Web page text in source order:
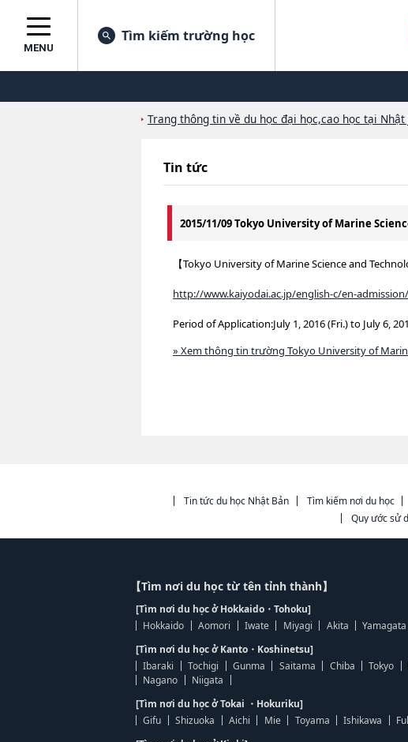
MENU
Tìm kiếm trường học
Trang thông tin về du học đại học,cao học tại Nhật
Tin tức
2015/11/09 Tokyo University of Marine
【Tokyo University of Marine Science and
http://www.kaiyodai.ac.jp/english-c/en-
Period of Application:July 1, 2016 (Fri.) to July 6,
» Xem thông tin trường Tokyo University of
Tin tức du học Nhật Bản Tìm kiếm nơi du học
Quy ước sử
【Tìm nơi du học từ tên tỉnh thành】
[Tìm nơi du học ở Hokkaido・Tohoku]
Hokkaido
Aomori Iwate Miyagi Akita Yamagata
[Tìm nơi du học ở Kanto・Koshinetsu]
Ibaraki
Tochigi Gunma Saitama Chiba Tokyo
Nagano
Niigata
[Tìm nơi du học ở Tokai ・Hokuriku]
Gifu
Shizuoka Aichi Mie Toyama Ishikawa